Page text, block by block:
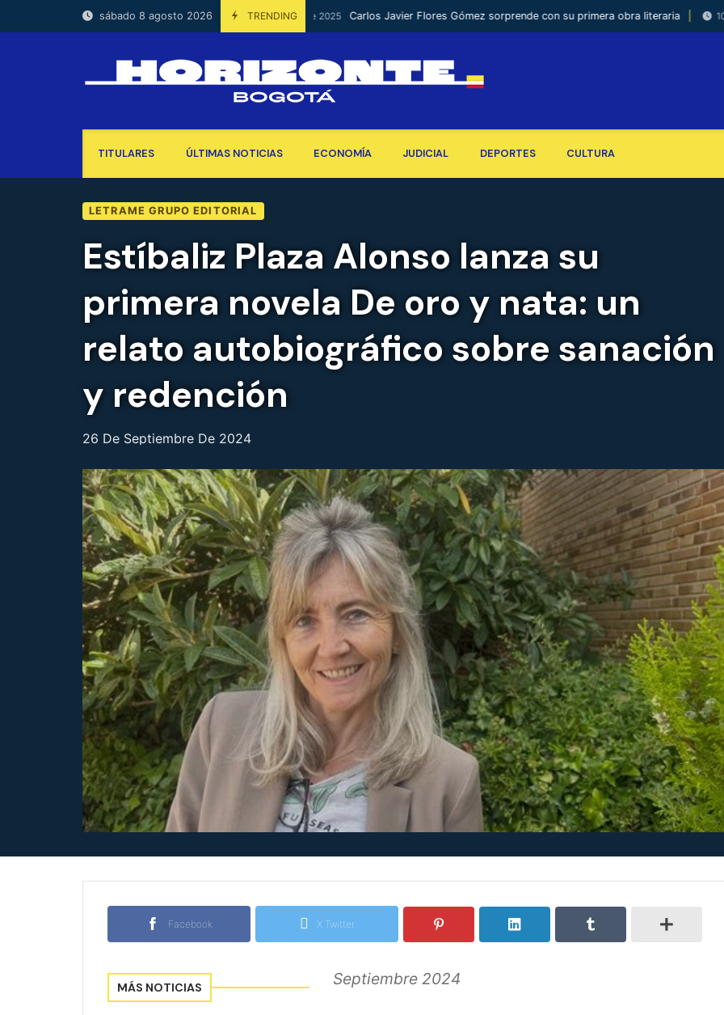
sábado 8 agosto 2026 TRENDING
14 De Abril De 2025 Carlos Javier Flores Gómez sorprende con su primera obra literaria 10 De
TITULARES ÚLTIMAS NOTICIAS ECONOMÍA JUDICIAL DEPORTES CULTURA
LETRAME GRUPO EDITORIAL
Estíbaliz Plaza Alonso lanza su
primera novela De oro y nata: un
relato autobiográfico sobre sanación
y redención
26 De Septiembre De 2024
Facebook X Twitter
MÁS NOTICIAS Septiembre 2024